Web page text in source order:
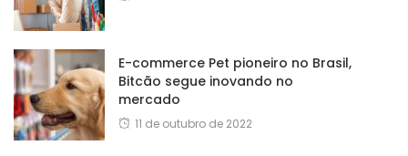
E-commerce Pet pioneiro no Brasil,
Bitcão segue inovando no
mercado
11 de outubro de 2022